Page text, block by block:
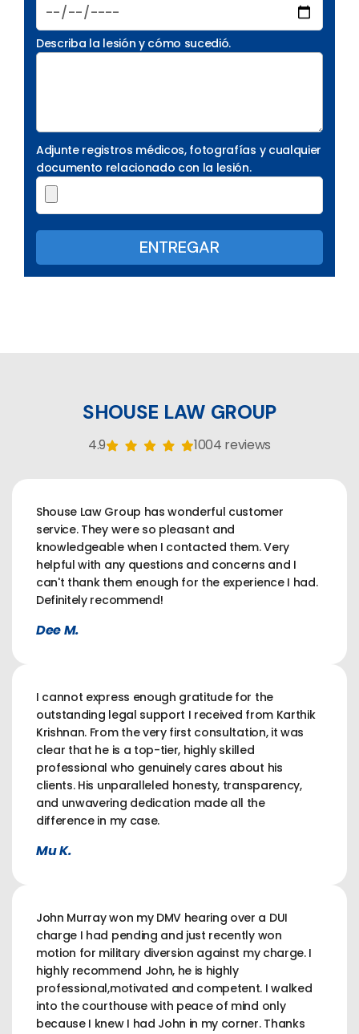
Describa la lesión y cómo sucedió.
Adjunte registros médicos, fotografías y cualquier
documento relacionado con la lesión.
SHOUSE LAW GROUP
4.9 1004 reviews
Shouse Law Group has wonderful customer
service. They were so pleasant and
knowledgeable when I contacted them. Very
helpful with any questions and concerns and I
can't thank them enough for the experience I had.
Definitely recommend!
Dee M.
I cannot express enough gratitude for the
outstanding legal support I received from Karthik
Krishnan. From the very first consultation, it was
clear that he is a top-tier, highly skilled
professional who genuinely cares about his
clients. His unparalleled honesty, transparency,
and unwavering dedication made all the
difference in my case.
Mu K.
John Murray won my DMV hearing over a DUI
charge I had pending and just recently won
motion for military diversion against my charge. I
highly recommend John, he is highly
professional,motivated and competent. I walked
into the courthouse with peace of mind only
because I knew I had John in my corner. Thanks